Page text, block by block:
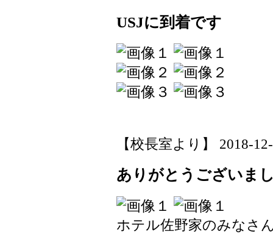
USJに到着です
【校長室より】 2018-
ありがとうございま
ホテル佐野家のみなさ